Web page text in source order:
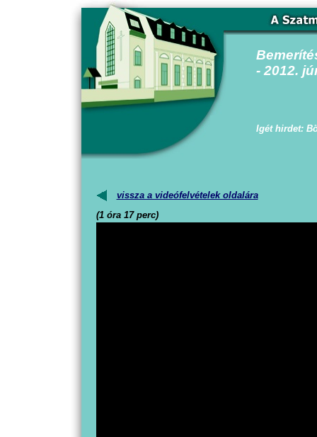
- 2012.
Igét hirdet:
vissza a videófelvételek oldalára
(1 óra 17 perc)